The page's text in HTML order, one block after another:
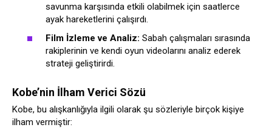
savunma karşısında etkili olabilmek için saatlerce
ayak hareketlerini çalışırdı.
Film İzleme ve Analiz: Sabah çalışmaları sırasında
rakiplerinin ve kendi oyun videolarını analiz ederek
strateji geliştirirdi.
Kobe’nin İlham Verici Sözü
Kobe, bu alışkanlığıyla ilgili olarak şu sözleriyle birçok kişiye
ilham vermiştir: